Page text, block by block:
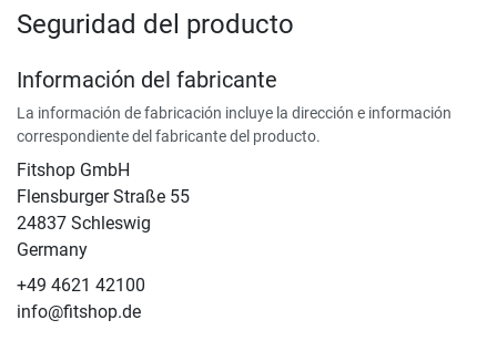
Seguridad del producto
Información del fabricante
La información de fabricación incluye la dirección e información
correspondiente del fabricante del producto.
Fitshop GmbH
Flensburger Straße 55
24837 Schleswig
Germany
+49 4621 42100
info@fitshop.de